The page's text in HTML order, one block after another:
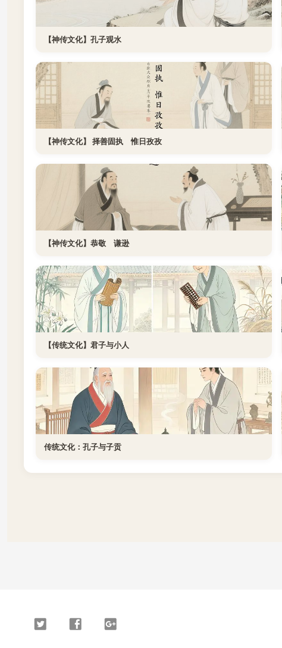
【神传文化】孔子观水
【神传文化】 择善固执 惟日孜孜
【神传文化】恭敬 谦逊
【传统文化】君子与小人
传统文化：孔子与子贡
Twitter FacebookGoogle